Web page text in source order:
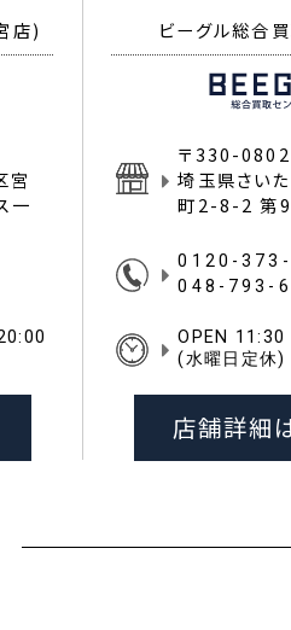
店)
宮
一
ビーグル総合
〒330-0802
埼玉県さい
町2-8-2 第9
0120-
048-793-
OPEN 11:30
(水曜日定休)
店舗詳細